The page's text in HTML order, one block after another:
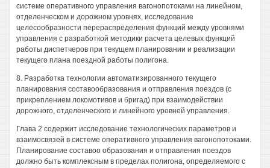
системе оперативного управления вагонопотоками на линейном,
отделенческом и дорожном уровнях, исследование
целесообразности перераспределения функций между уровнями
управления с разработкой методики расчета целевых функций
работы диспетчеров при текущем планировании и реализации
текущего плана поездной работы полигона.
8. Разработка технологии автоматизированного текущего
планирования составообразования и отправления поездов (с
прикреплением локомотивов и бригад) при взаимодействии
дорожного, отделенческого и линейного уровней управления.
Глава 2 содержит исследование технологических параметров и
взаимосвязей в системе оперативного управления вагонопотоками.
Планирование составоо образования и отправления поездов
должно быть комплексным в пределах полигона, определяемого с